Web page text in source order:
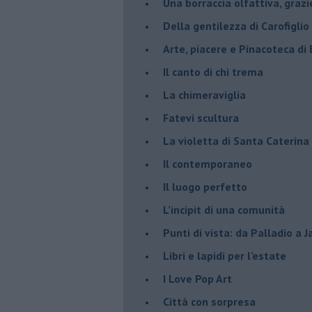
​Della gentilezza di Carofiglio
Arte, piacere e Pinacoteca di
​Il canto di chi trema
La chimeraviglia
​Fatevi scultura
​La violetta di Santa Caterina
​Il contemporaneo
​Il luogo perfetto
​L’incipit di una comunità
Punti di vista: da Palladio a
​Libri e lapidi per l’estate
​I Love Pop Art
Città con sorpresa